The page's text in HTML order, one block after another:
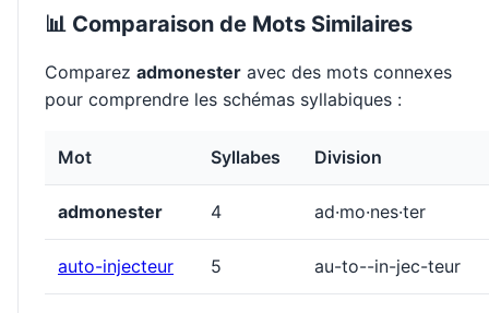
📊 Comparaison de Mots Similaires
Comparez admonester avec des mots connexes
pour comprendre les schémas syllabiques :
Mot Syllabes Division
admonester 4 ad·mo·nes·ter
auto-injecteur 5 au-to--in-jec-teur